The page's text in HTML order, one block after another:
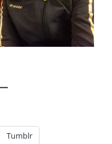
Tumblr